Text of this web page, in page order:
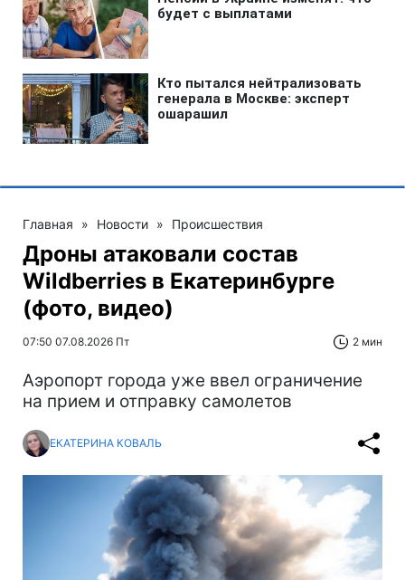
Главная » Новости » Происшествия
Дроны атаковали состав
Wildberries в Екатеринбурге
(фото, видео)
07:50 07.08.2026 Пт 2 мин
Аэропорт города уже ввел ограничение
на прием и отправку самолетов
ЕКАТЕРИНА КОВАЛЬ